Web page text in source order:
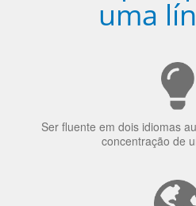
uma
Ser fluente em dois idiomas